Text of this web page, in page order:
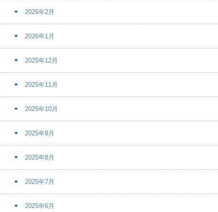
2026年2月
2026年1月
2025年12月
2025年11月
2025年10月
2025年9月
2025年8月
2025年7月
2025年6月